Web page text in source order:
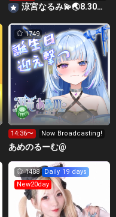
くる人教えてー
涼宮なるみ💫🌏8.30動員重要🔥
1749
14:36〜 Now Broadcasting!
あめのるーむ@
1488
Daily 19 days
New20day